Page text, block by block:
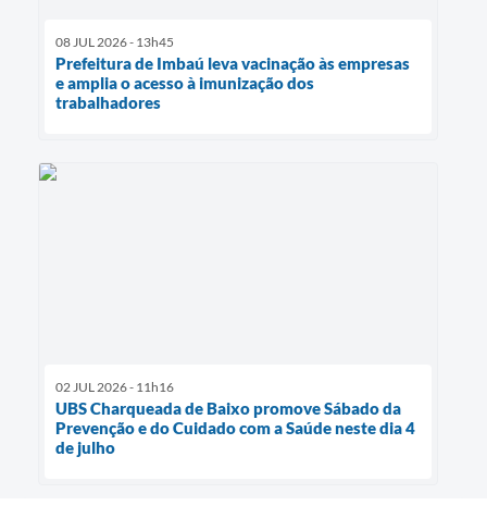
08 JUL 2026 - 13h45
Prefeitura de Imbaú leva vacinação às empresas
e amplia o acesso à imunização dos
trabalhadores
02 JUL 2026 - 11h16
UBS Charqueada de Baixo promove Sábado da
Prevenção e do Cuidado com a Saúde neste dia 4
de julho